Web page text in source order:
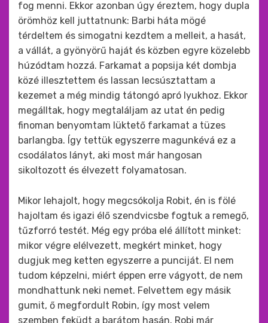
fog menni. Ekkor azonban úgy éreztem, hogy dupla
örömhöz kell juttatnunk: Barbi háta mögé
térdeltem és simogatni kezdtem a melleit, a hasát,
a vállát, a gyönyörű haját és közben egyre közelebb
húzódtam hozzá. Farkamat a popsija két dombja
közé illesztettem és lassan lecsúsztattam a
kezemet a még mindig tátongó apró lyukhoz. Ekkor
megálltak, hogy megtaláljam az utat én pedig
finoman benyomtam lüktető farkamat a tüzes
barlangba. Így tettük egyszerre magunkévá ez a
csodálatos lányt, aki most már hangosan
sikoltozott és élvezett folyamatosan.
Mikor lehajolt, hogy megcsókolja Robit, én is fölé
hajoltam és igazi élő szendvicsbe fogtuk a remegő,
tűzforró testét. Még egy próba elé állított minket:
mikor végre elélvezett, megkért minket, hogy
dugjuk meg ketten egyszerre a punciját. El nem
tudom képzelni, miért éppen erre vágyott, de nem
mondhattunk neki nemet. Felvettem egy másik
gumit, ő megfordult Robin, így most velem
szemben feküdt a barátom hasán. Robi már